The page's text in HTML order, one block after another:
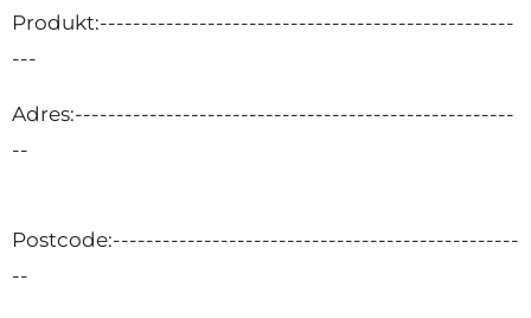
Produkt:--------------------------------------------------
---
Adres:-----------------------------------------------------
--
Postcode:-------------------------------------------------
--